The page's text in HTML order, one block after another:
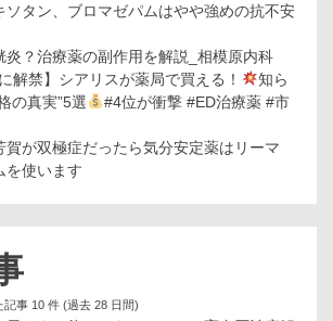
ソタン、ブロマゼパムはやや強めの抗不安
炎？治療薬の副作用を解説_相模原内科
解禁】シアリスが薬局で買える！
知ら
の真実”5選
#4位が衝撃 #ED治療薬 #市
賀が双極症だったら気分安定薬はリーマ
を使います
事 10 件 (過去 28 日間)